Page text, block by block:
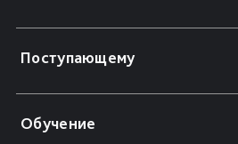
Поступающему
Обучение